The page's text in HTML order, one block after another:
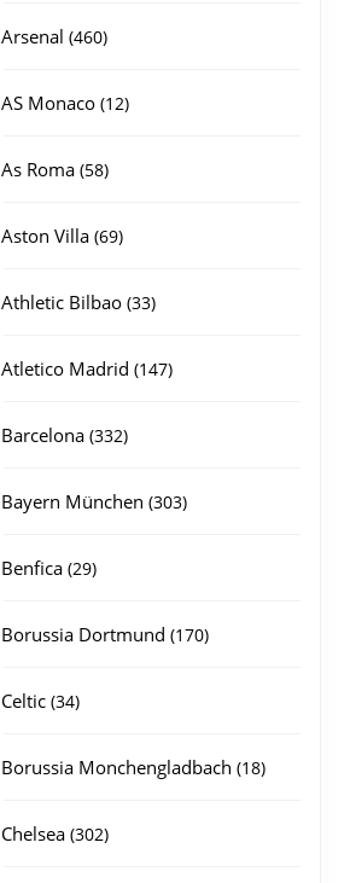
Arsenal 460460
AS Monaco 1212
As Roma 5858
Aston Villa 6969
Athletic Bilbao 3333
Atletico Madrid 147147
Barcelona 332332
Bayern München 303303
Benfica 2929
Borussia Dortmund 170170
Celtic 3434
Borussia Monchengladbach 1818
Chelsea 302302